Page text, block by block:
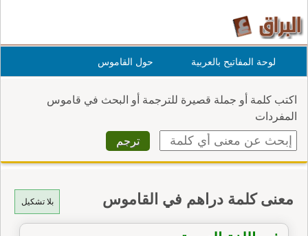
لوحة المفاتيح بالعربية حول القاموس
اكتب كلمة أو جملة قصيرة للترجمة أو البحث في قاموس
المفردات
بلا تشكيل معنى كلمة دراهم في القاموس